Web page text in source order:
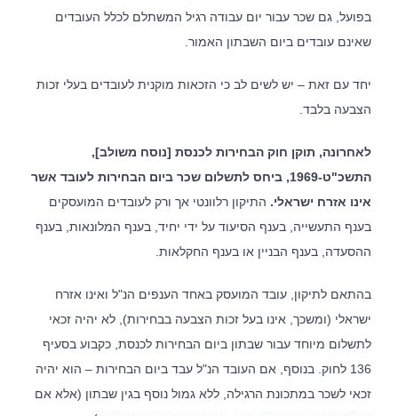
בפועל, גם שכר עבור יום עבודה רגיל המשתלם לכלל העובדים
שאינם עובדים ביום השבתון האמור.
יחד עם זאת – יש לשים לב כי הזכאות מוקנית לעובדים בעלי זכות
הצבעה בלבד.
לאחרונה, תוקן חוק הבחירות לכנסת [נוסח משולב],
התשכ"ט-1969, ביחס לתשלום שכר ביום הבחירות לעובד אשר
אינו אזרח ישראלי. התיקון רלוונטי אך ורק לעובדים המועסקים
בענף התעשייה, בענף הסיעוד על ידי יחיד, בענף המלונאות, בענף
ההסעדה, בענף הבניין או בענף החקלאות.
בהתאם לתיקון, עובד המועסק באחד הענפים הנ"ל ואינו אזרח
ישראלי (ומשכך, אינו בעל זכות הצבעה בבחירות), לא יהיה זכאי
לתשלום מיוחד עבור שבתון ביום הבחירות לכנסת, כקבוע בסעיף
136 לחוק. בנוסף, אם העובד הנ"ל עבד ביום הבחירות – הוא יהיה
זכאי לשכר במתכונת הרגילה, ללא גמול נוסף בגין שבתון (אלא אם
אודות המשרד
לצד מערך השירותים המקצועיים, מציע המשרד ללקוחותיו הכוונה
משפטית אסטרטגית, רשת קשרים ענפה והתמחות ייחודית בתחום
המשפט הקיבוצי. הצוות המוביל של המשרד שימש בתפקידים
בכירים בהסתדרות, אשר הקנו לו ידע מקיף אודות התנהלותם של
ארגוני עובדים. הניסיון העשיר מבטיח ניהול יעיל של משברים ביחסי
עבודה, ללא הליכים משפטיים, לרבות הליכי התארגנות ראשונית,
והתייעלות.